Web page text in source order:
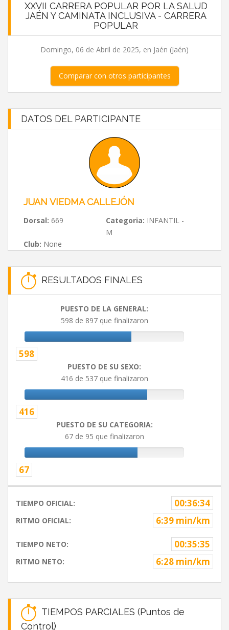
XXVII CARRERA POPULAR POR LA SALUD
JAÉN Y CAMINATA INCLUSIVA - CARRERA
POPULAR
Domingo, 06 de Abril de 2025, en Jaén (Jaén)
Comparar con otros participantes
DATOS DEL PARTICIPANTE
JUAN VIEDMA CALLEJÓN
Dorsal: 669 Categoria: INFANTIL -
M
Club: None
RESULTADOS FINALES
PUESTO DE LA GENERAL:
598 de 897 que finalizaron
598
PUESTO DE SU SEXO:
416 de 537 que finalizaron
416
PUESTO DE SU CATEGORIA:
67 de 95 que finalizaron
67
TIEMPO OFICIAL: 00:36:34
RITMO OFICIAL: 6:39 min/km
TIEMPO NETO: 00:35:35
RITMO NETO: 6:28 min/km
TIEMPOS PARCIALES (Puntos de
Control)